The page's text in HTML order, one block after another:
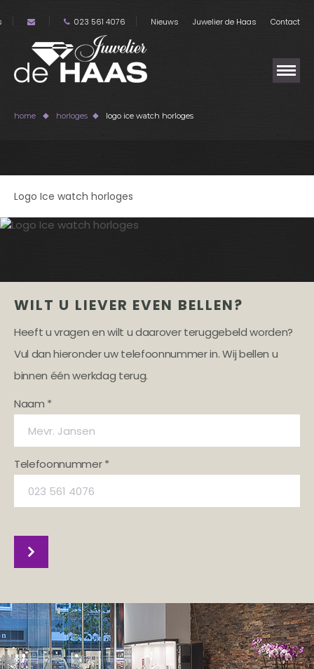
023 561 4076 Nieuws Juwelier de Haas Contact
home horloges logo ice watch horloges
Logo Ice watch horloges
WILT U LIEVER EVEN BELLEN?
Heeft u vragen en wilt u daarover teruggebeld worden?
Vul dan hieronder uw telefoonnummer in. Wij bellen u
binnen één werkdag terug.
Naam *
Telefoonnummer *